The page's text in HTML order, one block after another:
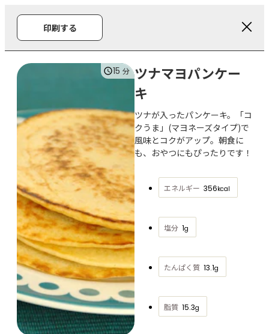
印刷する
15 分 ツナマヨパンケー
キ
ツナが入ったパンケーキ。「コ
クうま」(マヨネーズタイプ)で
風味とコクがアップ。朝食に
も、おやつにもぴったりです！
エネルギー 356kcal
塩分 1g
たんぱく質 13.1g
脂質 15.3g